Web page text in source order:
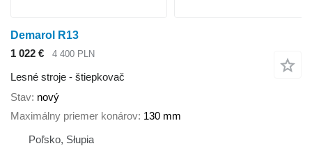
Demarol R13
1 022 €
4 400 PLN
Lesné stroje - štiepkovač
Stav nový
Maximálny priemer konárov 130 mm
Poľsko, Słupia